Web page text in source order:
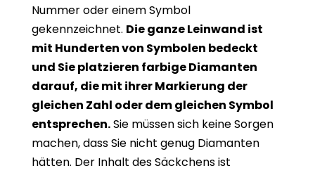
Nummer oder einem Symbol
gekennzeichnet. Die ganze Leinwand ist
mit Hunderten von Symbolen bedeckt
und Sie platzieren farbige Diamanten
darauf, die mit ihrer Markierung der
gleichen Zahl oder dem gleichen Symbol
entsprechen.Sie müssen sich keine Sorgen
machen, dass Sie nicht genug Diamanten
hätten. Der Inhalt des Säckchens ist